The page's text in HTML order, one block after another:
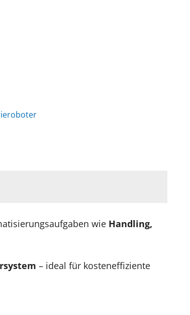
wie Handling,
– ideal für kosteneffiziente